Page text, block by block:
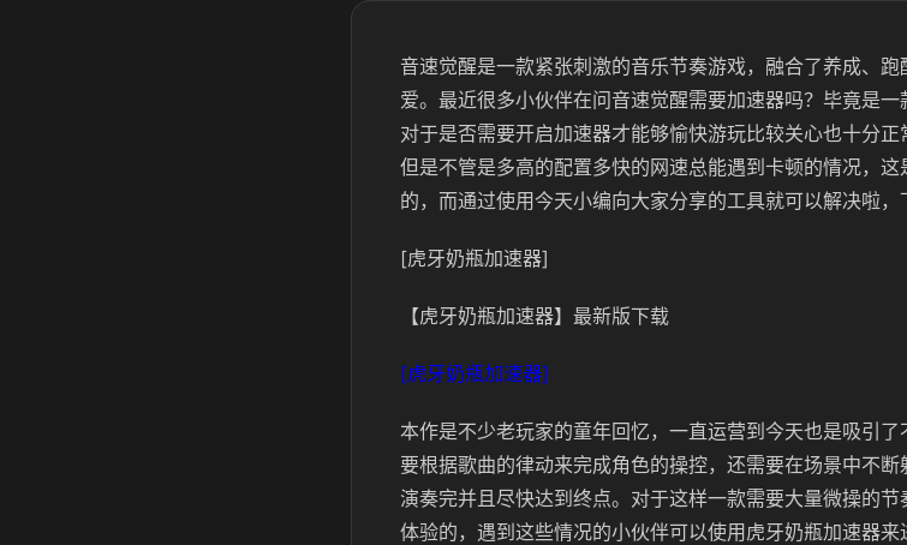
音速觉醒是一款紧张刺激的音乐节奏游戏，融合了养成、
爱。最近很多小伙伴在问音速觉醒需要加速器吗？毕竟是
对于是否需要开启加速器才能够愉快游玩比较关心也十分正
但是不管是多高的配置多快的网速总能遇到卡顿的情况，
的，而通过使用今天小编向大家分享的工具就可以解决啦，
[虎牙奶瓶加速器]
【虎牙奶瓶加速器】最新版下载
[虎牙奶瓶加速器]
本作是不少老玩家的童年回忆，一直运营到今天也是吸引
要根据歌曲的律动来完成角色的操控，还需要在场景中不
演奏完并且尽快达到终点。对于这样一款需要大量微操的
体验的，遇到这些情况的小伙伴可以使用虎牙奶瓶加速器来